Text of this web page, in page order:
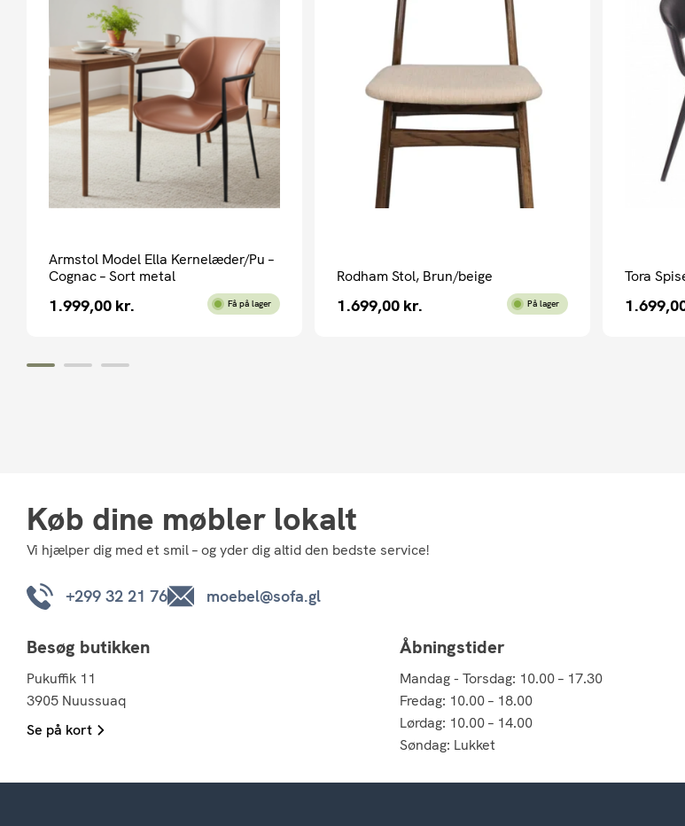
Armstol Model Ella Kernelæder/Pu –
Cognac – Sort metal
1.999,00 kr. Få på lager
Rodham Stol, Brun/beige
1.699,00 kr. På lager
Tora
Køb dine møbler lokalt
Vi hjælper dig med et smil – og yder dig altid den bedste service!
+299 32 21 76 moebel@sofa.gl
Besøg butikken
Pukuffik 11
3905 Nuussuaq
Se på kort
Åbningstider
Mandag - Torsdag: 10.00 – 17.30
Fredag: 10.00 – 18.00
Lørdag: 10.00 – 14.00
Søndag: Lukket